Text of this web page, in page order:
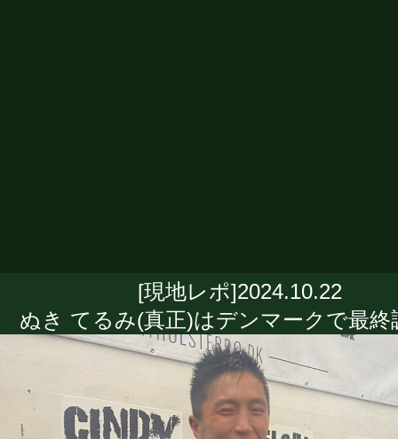
[現地レポ]2024.10.22
ぬき てるみ(真正)はデンマークで最終